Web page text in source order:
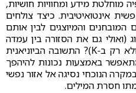
מוחלטת מידע ומחוויות חושיות,
אינטואיטיבית. כיצד צולחים
המובחנים והמיוצגים לבין אותם
(ואולי גם את הסזורה בין עמדה
המאפשרת טרנספורמציה ב-O ולא רק ב-K)? התשובה הביוניאנית
באמצעות נכונות להיהפך
הנוכחי נסיגה אל אזור נפשי
חסרת המילים.